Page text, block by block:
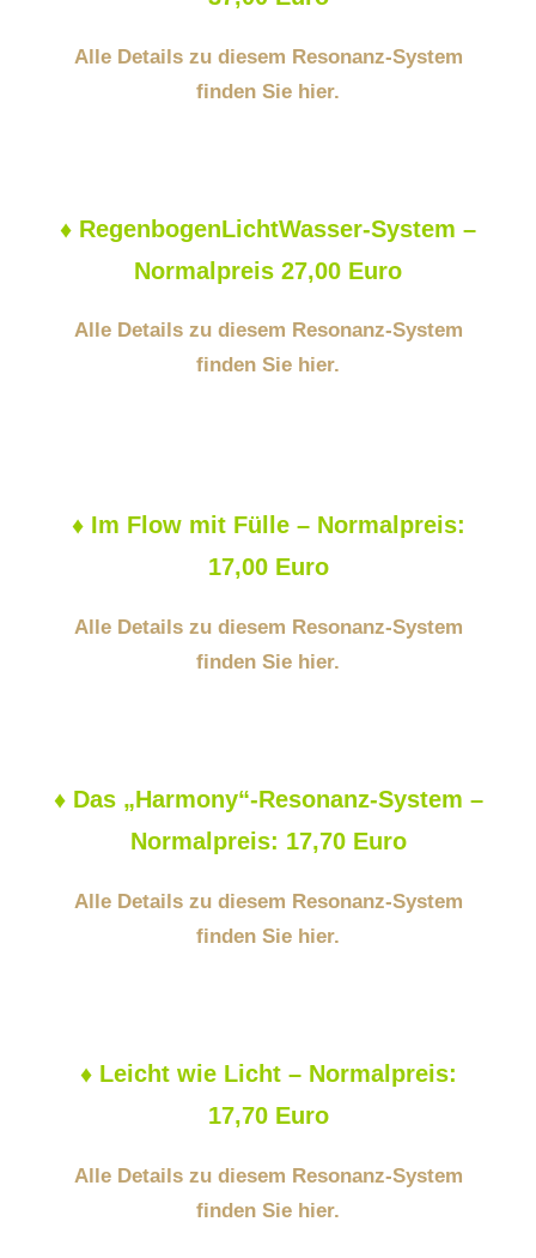
Alle Details zu diesem Resonanz-System
finden Sie hier.
♦ RegenbogenLichtWasser-System –
Normalpreis 27,00 Euro
Alle Details zu diesem Resonanz-System
finden Sie hier.
♦Im Flow mit Fülle – Normalpreis:
17,00 Euro
Alle Details zu diesem Resonanz-System
finden Sie hier.
♦Das „Harmony“-Resonanz-System –
Normalpreis: 17,70 Euro
Alle Details zu diesem Resonanz-System
finden Sie hier.
♦Leicht wie Licht – Normalpreis:
17,70 Euro
Alle Details zu diesem Resonanz-System
finden Sie hier.